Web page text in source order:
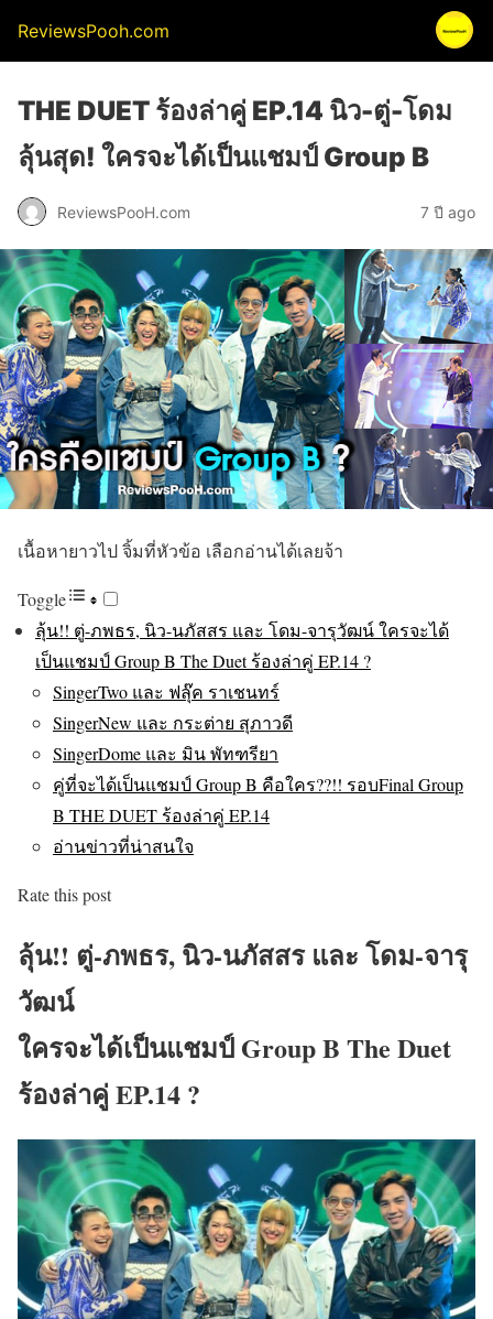
ReviewsPooh.com
THE DUET ร้องล่าคู่ EP.14 นิว-ตู่-โดม
ลุ้นสุด! ใครจะได้เป็นแชมป์ Group B
ReviewsPooH.com 7 ปี ago
เนื้อหายาวไป จิ้มที่หัวข้อ เลือกอ่านได้เลยจ้า
Toggle
ลุ้น!! ตู่-ภพธร, นิว-นภัสสร และ โดม-จารุวัฒน์ ใครจะได้
เป็นแชมป์ Group B The Duet ร้องล่าคู่ EP.14 ?
SingerTwo และ ฟลุ๊ค ราเชนทร์
SingerNew และ กระต่าย สุภาวดี
SingerDome และ มิน พัทฑรียา
คู่ที่จะได้เป็นแชมป์ Group B คือใคร??!! รอบFinal Group
B THE DUET ร้องล่าคู่ EP.14
อ่านข่าวที่น่าสนใจ
Rate this post
ลุ้น!! ตู่-ภพธร, นิว-นภัสสร และ โดม-จารุ
วัฒน์
ใครจะได้เป็นแชมป์ Group B The Duet
ร้องล่าคู่ EP.14 ?